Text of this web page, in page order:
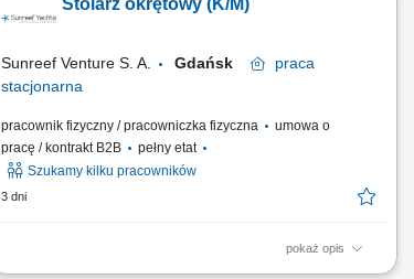
wykańczanie elementów z drewna. Obsługa maszyn
produkcyjnych i narzędzi stolarskich. Kontrola jakości oraz
bezpieczeństwo na stanowisku pracy.
Stolarz okrętowy (K/M)
Sunreef Venture S. A. Gdańsk
praca
stacjonarna
pracownik fizyczny / pracowniczka fizyczna
umowa o
pracę / kontrakt B2B
pełny etat
Szukamy kilku pracowników
3 dni
pokaż opis
Zakres obowiązków: Prefabrykacja i montaż zabudowy